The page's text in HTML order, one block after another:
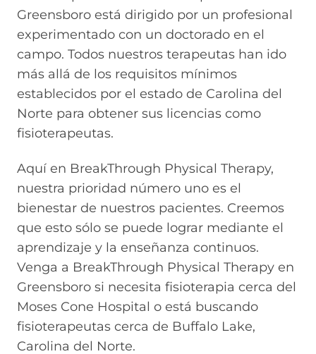
Greensboro está dirigido por un profesional
experimentado con un doctorado en el
campo. Todos nuestros terapeutas han ido
más allá de los requisitos mínimos
establecidos por el estado de Carolina del
Norte para obtener sus licencias como
fisioterapeutas.
Aquí en BreakThrough Physical Therapy,
nuestra prioridad número uno es el
bienestar de nuestros pacientes. Creemos
que esto sólo se puede lograr mediante el
aprendizaje y la enseñanza continuos.
Venga a BreakThrough Physical Therapy en
Greensboro si necesita fisioterapia cerca del
Moses Cone Hospital o está buscando
fisioterapeutas cerca de Buffalo Lake,
Carolina del Norte.